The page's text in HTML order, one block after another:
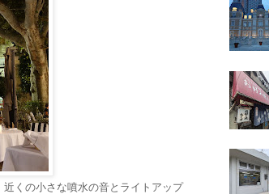
くの小さな噴水の音とライトアップ